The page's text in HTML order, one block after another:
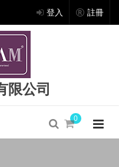
登入 註冊
限公司
0